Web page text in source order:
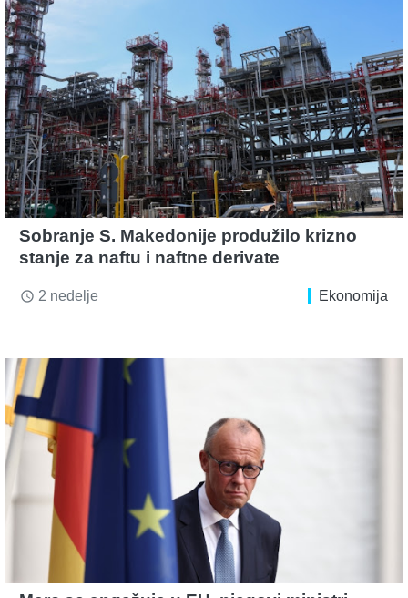
Sobranje S. Makedonije produžilo krizno
stanje za naftu i naftne derivate
access_time 2 nedelje Ekonomija